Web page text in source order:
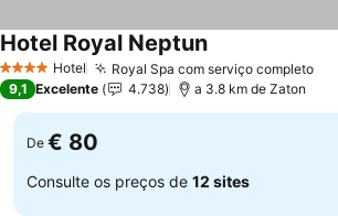
4 EstrelasHotel Royal Spa com serviço completo
Hotel Royal NeptunVer preços
9,1 Excelente 4.738 a 3.8 km de Zaton
De € 80
Consulte os preços de 12 sites